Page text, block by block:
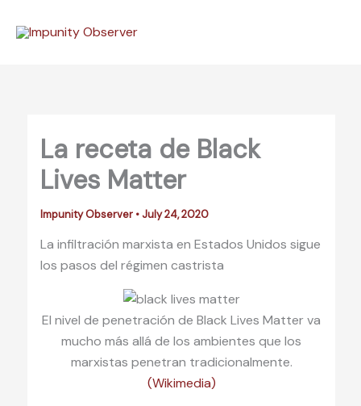
La receta de Black
Lives Matter
Impunity Observer • July 24, 2020
La infiltración marxista en Estados Unidos sigue
los pasos del régimen castrista
El nivel de penetración de Black Lives Matter va
mucho más allá de los ambientes que los
marxistas penetran tradicionalmente.
(Wikimedia)